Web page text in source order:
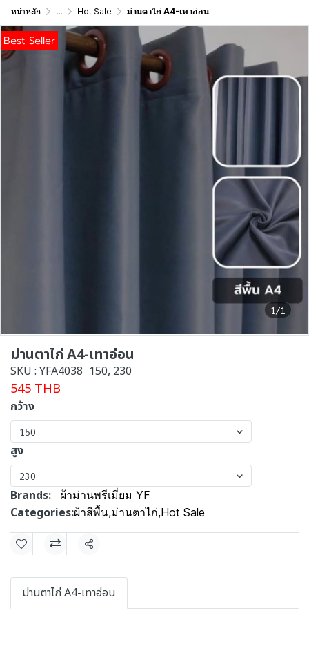
หน้าหลัก ... Hot Sale ม่านตาไก่ A4-เทาอ่อน
1/1
Best Seller
ม่านตาไก่ A4-เทาอ่อน
SKU : YFA4038 150, 230
545 THB
กว้าง
150
สูง
230
Brands: ผ้าม่านพรีเมี่ยม YF
Categories:ผ้าสีพื้น,ม่านตาไก่,Hot Sale
Share
ม่านตาไก่ A4-เทาอ่อน